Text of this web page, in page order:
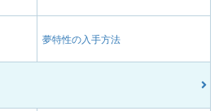
夢特性の入手方法